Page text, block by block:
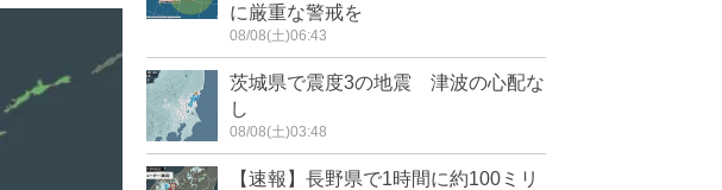
に厳重な警戒を
08/08(土)06:43
茨城県で震度3の地震 津波の心配な
し
08/08(土)03:48
【速報】長野県で1時間に約100ミリ